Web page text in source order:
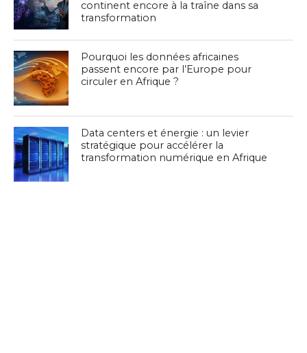
continent encore à la traîne dans sa
transformation
Pourquoi les données africaines
passent encore par l’Europe pour
circuler en Afrique ?
Data centers et énergie : un levier
stratégique pour accélérer la
transformation numérique en Afrique